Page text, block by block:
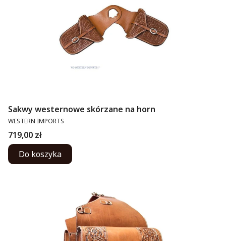
Sakwy westernowe skórzane na horn
PRODUCENT
WESTERN IMPORTS
Cena
719,00 zł
Do koszyka